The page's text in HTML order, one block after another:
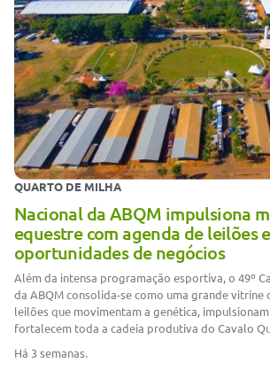
QUARTO DE MILHA
Nacional da ABQM impulsiona
equestre com agenda de leilões
oportunidades de negócios
Além da intensa programação esportiva, o 49º
da ABQM consolida-se como uma grande vitrine
leilões que movimentam a genética,
fortalecem toda a cadeia produtiva do Cavalo
Há 3 semanas.